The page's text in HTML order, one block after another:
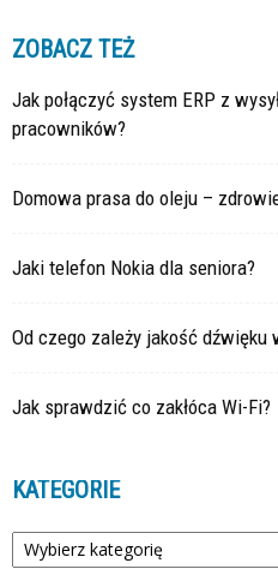
ZOBACZ TEŻ
Jak połączyć system ERP z
pracowników?
Domowa prasa do oleju –
Jaki telefon Nokia dla seniora?
Od czego zależy jakość dźwięku
Jak sprawdzić co zakłóca Wi-Fi?
KATEGORIE
Kategorie